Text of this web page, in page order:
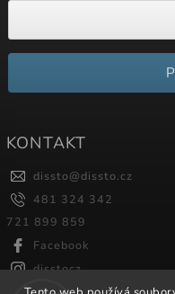
KONTAKT
dissto@dissto.cz
481 324 342
721 899 859
Facebook
disstocz